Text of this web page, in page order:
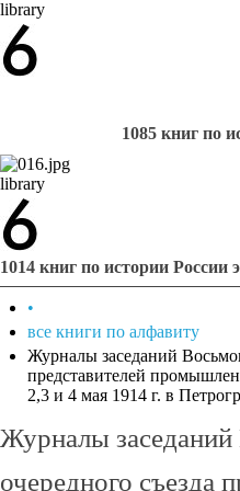
library
1085 книг по
library
1014 книг по истории
•
все книги по алфавиту
Журналы заседаний
представителей
2,3 и 4 мая 1914 г. в
Журналы заседаний
очередного съезда